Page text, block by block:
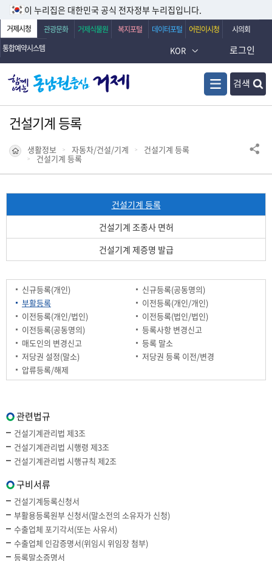
이 누리집은 대한민국 공식 전자정부 누리집입니다.
거제시청 관광문화 거제식물원 복지포털 데이터포털 어린이시청
시의회
통합예약시스템
KOR
검색
로그인
건설기계 등록
생활정보 자동차/건설/기계 건설기계 등록
건설기계 등록
건설기계 등록
건설기계 조종사 면허
건설기계 제증명 발급
신규등록(개인)
신규등록(공동명의)
부활등록
이전등록(개인/개인)
이전등록(개인/법인)
이전등록(법인/법인)
이전등록(공동명의)
등록사항 변경신고
매도인의 변경신고
등록 말소
저당권 설정(말소)
저당권 등록 이전/변경
압류등록/해제
관련법규
건설기계관리법 제3조
건설기계관리법 시행령 제3조
건설기계관리법 시행규칙 제2조
구비서류
건설기계등록신청서
부활용등록원부 신청서(말소전의 소유자가 신청)
수출업체 포기각서(또는 사유서)
수출업체 인감증명서(위임시 위임장 첨부)
등록말소증명서